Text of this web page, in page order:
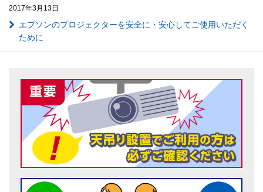
2017年3月13日
エプソンのプロジェクターを安全に・安心してご使用いただく
ために